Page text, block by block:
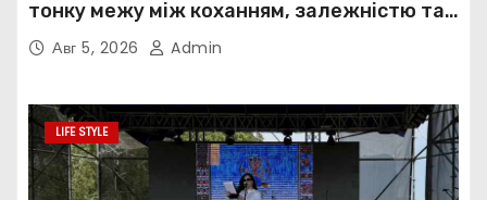
тонку межу між коханням, залежністю та
нав’язливою прив’язаністю
Авг 5, 2026 Admin
LIFE STYLE